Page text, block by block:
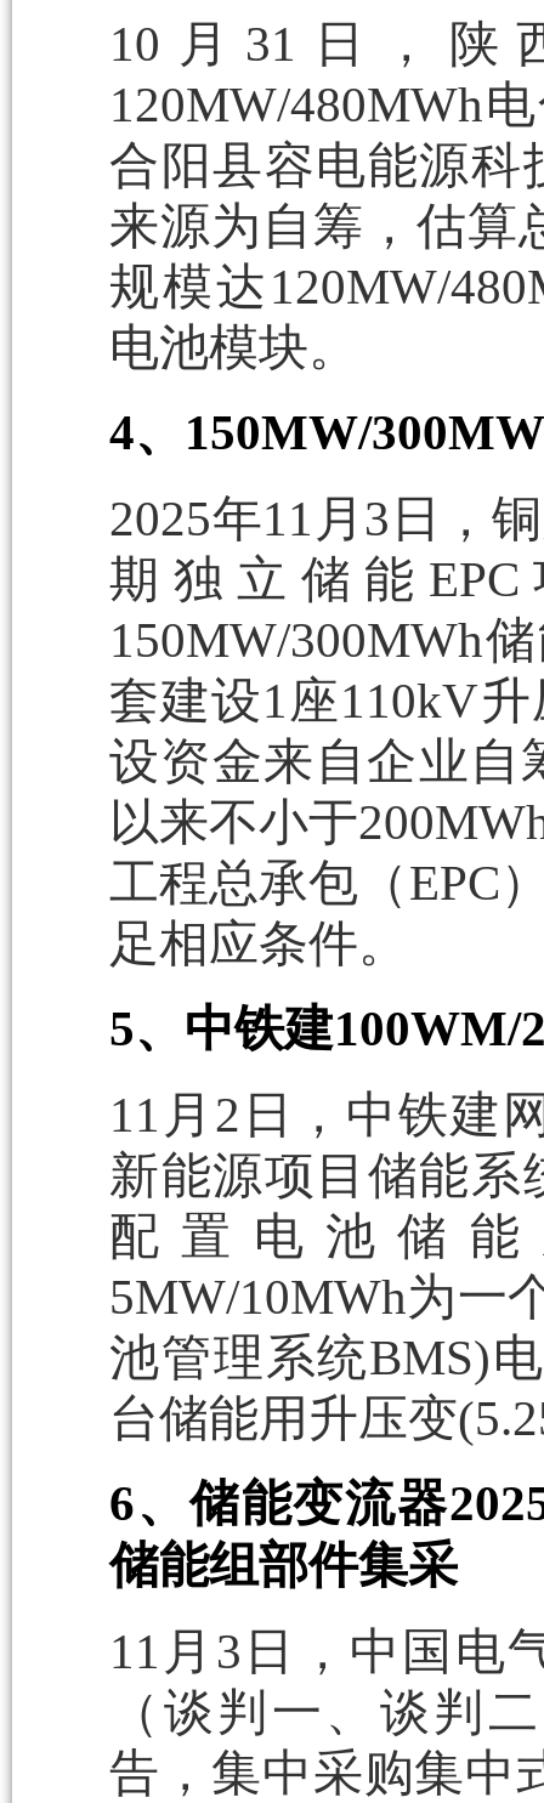
10月31日，陕
120MW/480MWh
合阳县容电能源科
来源为自筹，估算
规模达120MW/
电池模块。
4、150MW/
2025年11月3日，
期独立储能
150MW/300MWh
套建设1座110kV
设资金来自企业自
以来不小于
工程总承包（EPC
足相应条件。
5、中铁建100WM/
11月2日，中铁建
新能源项目储能
配置电池储能
5MW/10MWh为一
池管理系统BMS)
台储能用升压变
6、储能变流器
储能组部件集采
11月3日，中国电
（谈判一、谈判
告，集中采购集中